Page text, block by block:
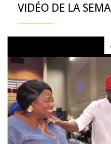
VIDÉO DE LA